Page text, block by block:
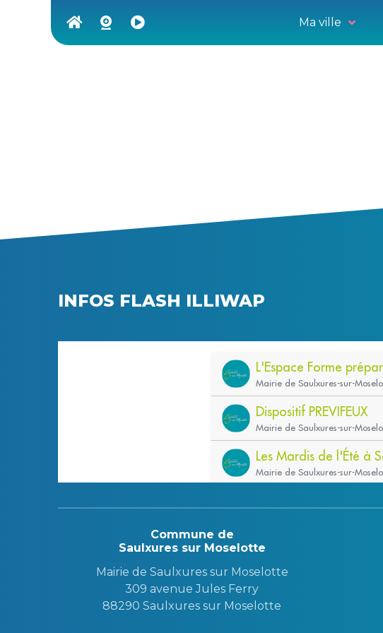
Ma ville
INFOS FLASH ILLIWAP
Commune de
Saulxures sur Moselotte
Mairie de Saulxures sur Moselotte
309 avenue Jules Ferry
88290 Saulxures sur Moselotte